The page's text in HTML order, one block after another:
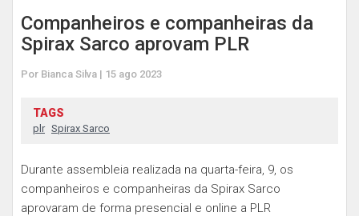
Companheiros e companheiras da
Spirax Sarco aprovam PLR
Por Bianca Silva | 15 ago 2023
TAGS
plr Spirax Sarco
Durante assembleia realizada na quarta-feira, 9, os
companheiros e companheiras da Spirax Sarco
aprovaram de forma presencial e online a PLR